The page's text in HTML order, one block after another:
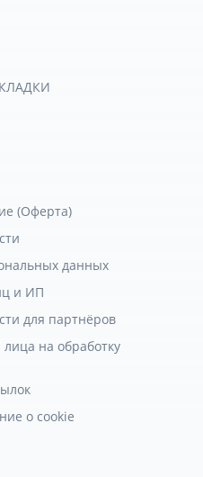
(Оферта)
данных
и ИП
для партнёров
на обработку
о cookie